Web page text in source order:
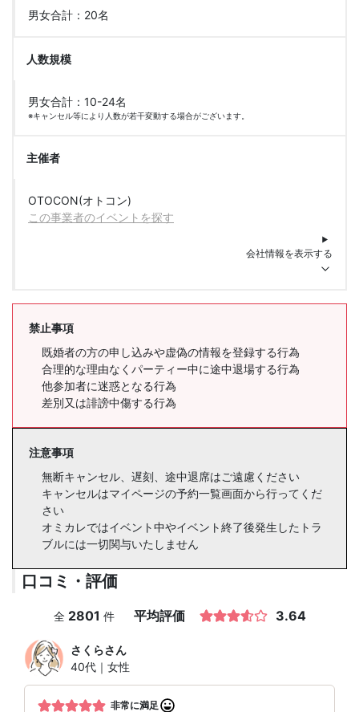
男女合計：20名
人数規模
男女合計：10-24名
※キャンセル等により人数が若干変動する場合がございます。
主催者
OTOCON(オトコン)
この事業者のイベントを探す
会社情報を表示する
禁止事項
既婚者の方の申し込みや虚偽の情報を登録する行為
合理的な理由なくパーティー中に途中退場する行為
他参加者に迷惑となる行為
差別又は誹謗中傷する行為
注意事項
無断キャンセル、遅刻、途中退席はご遠慮ください
キャンセルはマイページの予約一覧画面から行ってくだ
さい
オミカレではイベント中やイベント終了後発生したトラ
ブルには一切関与いたしません
口コミ・評価
全 2801 件 平均評価 3.64
さくらさん
40代｜女性
非常に満足